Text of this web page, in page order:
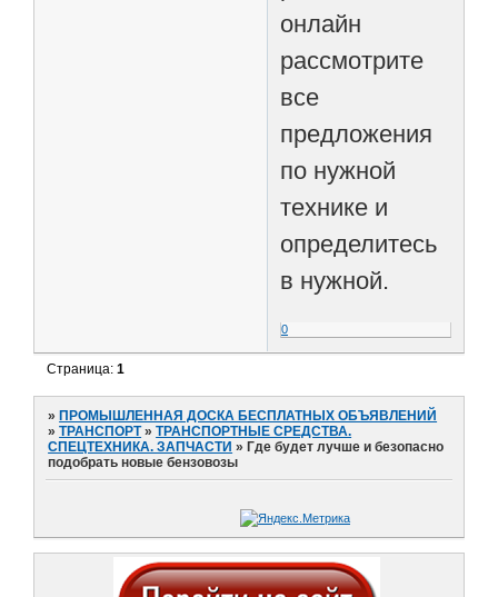
онлайн
рассмотрите
все
предложения
по нужной
технике и
определитесь
в нужной.
0
Страница:1
»ПРОМЫШЛЕННАЯ ДОСКА БЕСПЛАТНЫХ ОБЪЯВЛЕНИЙ
»ТРАНСПОРТ »ТРАНСПОРТНЫЕ СРЕДСТВА.
СПЕЦТЕХНИКА. ЗАПЧАСТИ »Где будет лучше и безопасно
подобрать новые бензовозы